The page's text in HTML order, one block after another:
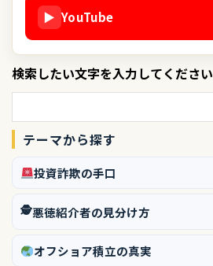
▶ YouTube
検索したい文字を入力してください
テーマから探す
投資詐欺の手口
🕵️悪徳紹介者の見分け方
オフショア積立の真実